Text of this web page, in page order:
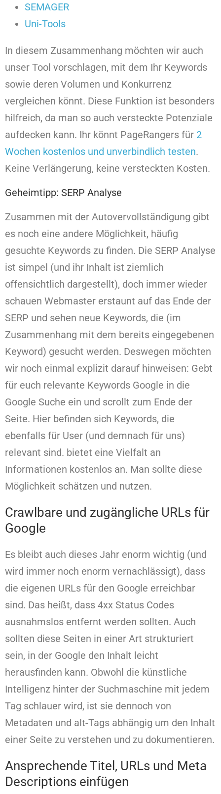
SEMAGER
Uni-Tools
In diesem Zusammenhang möchten wir auch
unser Tool vorschlagen, mit dem Ihr Keywords
sowie deren Volumen und Konkurrenz
vergleichen könnt. Diese Funktion ist besonders
hilfreich, da man so auch versteckte Potenziale
aufdecken kann. Ihr könnt PageRangers für 2
Wochen kostenlos und unverbindlich testen.
Keine Verlängerung, keine versteckten Kosten.
Geheimtipp: SERP Analyse
Zusammen mit der Autovervollständigung gibt
es noch eine andere Möglichkeit, häufig
gesuchte Keywords zu finden. Die SERP Analyse
ist simpel (und ihr Inhalt ist ziemlich
offensichtlich dargestellt), doch immer wieder
schauen Webmaster erstaunt auf das Ende der
SERP und sehen neue Keywords, die (im
Zusammenhang mit dem bereits eingegebenen
Keyword) gesucht werden. Deswegen möchten
wir noch einmal explizit darauf hinweisen: Gebt
für euch relevante Keywords Google in die
Google Suche ein und scrollt zum Ende der
Seite. Hier befinden sich Keywords, die
ebenfalls für User (und demnach für uns)
relevant sind. bietet eine Vielfalt an
Informationen kostenlos an. Man sollte diese
Möglichkeit schätzen und nutzen.
Crawlbare und zugängliche URLs für
Google
Es bleibt auch dieses Jahr enorm wichtig (und
wird immer noch enorm vernachlässigt), dass
die eigenen URLs für den Google erreichbar
sind. Das heißt, dass 4xx Status Codes
ausnahmslos entfernt werden sollten. Auch
sollten diese Seiten in einer Art strukturiert
sein, in der Google den Inhalt leicht
herausfinden kann. Obwohl die künstliche
Intelligenz hinter der Suchmaschine mit jedem
Tag schlauer wird, ist sie dennoch von
Metadaten und alt-Tags abhängig um den Inhalt
einer Seite zu verstehen und zu dokumentieren.
Ansprechende Titel, URLs und Meta
Descriptions einfügen